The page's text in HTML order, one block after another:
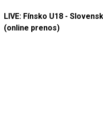
LIVE: Fínsko U18 -
(online prenos)